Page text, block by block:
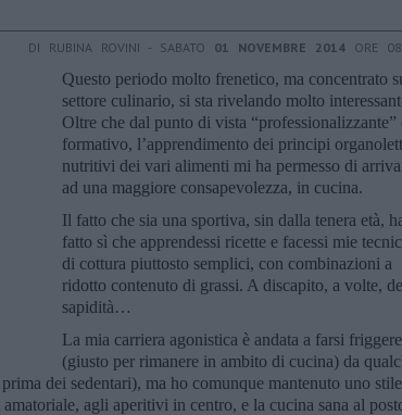
DI RUBINA ROVINI - SABATO 01 NOVEMBRE 2014 ORE
Questo periodo molto frenetico, ma concentrato
settore culinario, si sta rivelando molto
Oltre che dal punto di vista “professionalizzante”
formativo, l’apprendimento dei principi
nutritivi dei vari alimenti mi ha permesso di
ad una maggiore consapevolezza, in cucina.
Il fatto che sia una sportiva, sin dalla tenera età,
fatto sì che apprendessi ricette e facessi mie
di cottura piuttosto semplici, con combinazioni a
ridotto contenuto di grassi. A discapito, a volte,
sapidità…
La mia carriera agonistica è andata a farsi friggere
(giusto per rimanere in ambito di cucina) da
dei sedentari), ma ho comunque mantenuto uno
agli aperitivi in centro, e la cucina sana al